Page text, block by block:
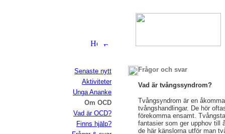
Senaste nytt
Aktiviteter
Unga Ananke
Om OCD
Vad är OCD?
Finns hjälp?
Frågor och svar
Vad är tvångssyndrom?
Tvångsyndrom är en
tvångshandlingar. De hör
förekomma ensamt.
fantasier som ger upphov till
de här känslorna utför man